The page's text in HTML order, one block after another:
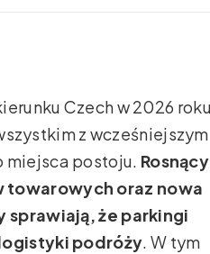
Czech w 2026
z wcześniejszym
miejsca postoju.
oraz nowa
że parkingi
podróży. W tym